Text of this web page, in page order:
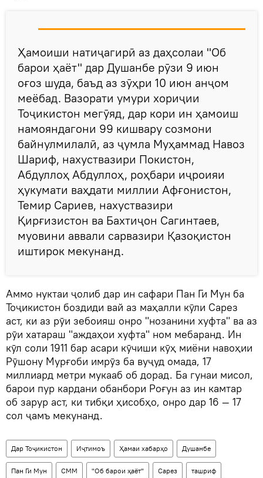
Ҳамоиши натиҷагирӣ аз даҳсолаи "Об
барои ҳаёт" дар Душанбе рӯзи 9 июн
оғоз шуда, баъд аз зӯҳри 10 июн анҷом
меёбад. Вазорати умури хориҷии
Тоҷикистон мегӯяд, дар кори ин ҳамоиш
намояндагони 99 кишвару созмони
байнулмилалӣ, аз ҷумла Муҳаммад Навоз
Шариф, нахуствазири Покистон,
Абдуллоҳ Абдуллоҳ, роҳбари иҷроияи
ҳукумати ваҳдати миллии Афғонистон,
Темир Сариев, нахуствазири
Қирғизистон ва Бахтиҷон Сагинтаев,
муовини аввали сарвазири Қазоқистон
иштирок мекунанд.
Аммо нуктаи ҷолиб дар ин сафари Пан Ги Мун ба
Тоҷикистон боздиди вай аз маҳалли кӯли Сарез
аст, ки аз рӯи зебоияш онро "нозанини хуфта" ва аз
рӯи хатараш "аждаҳои хуфта" ном мебаранд. Ин
кӯл соли 1911 бар асари кӯчиши кӯҳ миёни навоҳии
Рӯшону Мурғоби имрӯз ба вуҷуд омада, 17
миллиард метри мукааб об дорад. Ба гунаи мисол,
барои пур кардани обанбори Роғун аз ин камтар
об зарур аст, ки тибқи ҳисобҳо, онро дар 16 — 17
сол ҷамъ мекунанд.
Дар Тоҷикистон Иҷтимоъ Ҳамаи хабарҳо Душанбе
Пан Ги Мун СММ "Об барои ҳаёт" Сарез ташриф